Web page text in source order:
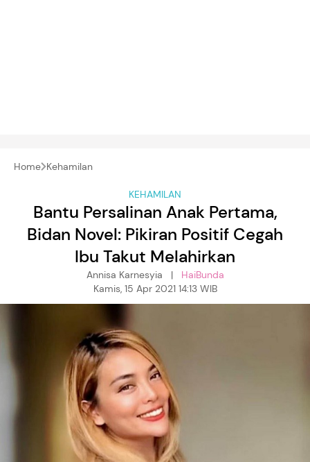
Home Kehamilan
KEHAMILAN
Bantu Persalinan Anak Pertama,
Bidan Novel: Pikiran Positif Cegah
Ibu Takut Melahirkan
Annisa Karnesyia | HaiBunda
Kamis, 15 Apr 2021 14:13 WIB